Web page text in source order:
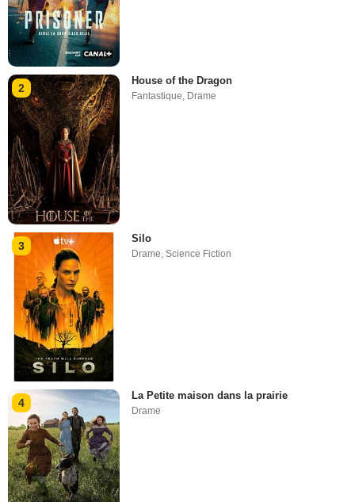
2
House of the Dragon
Fantastique, Drame
3
Silo
Drame ,Science Fiction
4
La Petite maison dans la prairie
Drame